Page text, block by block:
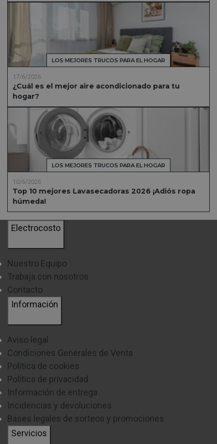
LOS MEJORES TRUCOS PARA EL HOGAR
17/6/2026
¿Cuál es el mejor aire acondicionado para tu
hogar?
LOS MEJORES TRUCOS PARA EL HOGAR
10/6/2026
Top 10 mejores Lavasecadoras 2026 ¡Adiós ropa
húmeda!
Electrocosto
Nuestro Equipo
Trabaja con nosotros
Contacto
Información
Aviso legal
Condiciones Generales de Venta
Política de cookies
Política de privacidad
Información de entrega
Incidencias y devoluciones
Bases legales de sorteos y promociones
Servicios